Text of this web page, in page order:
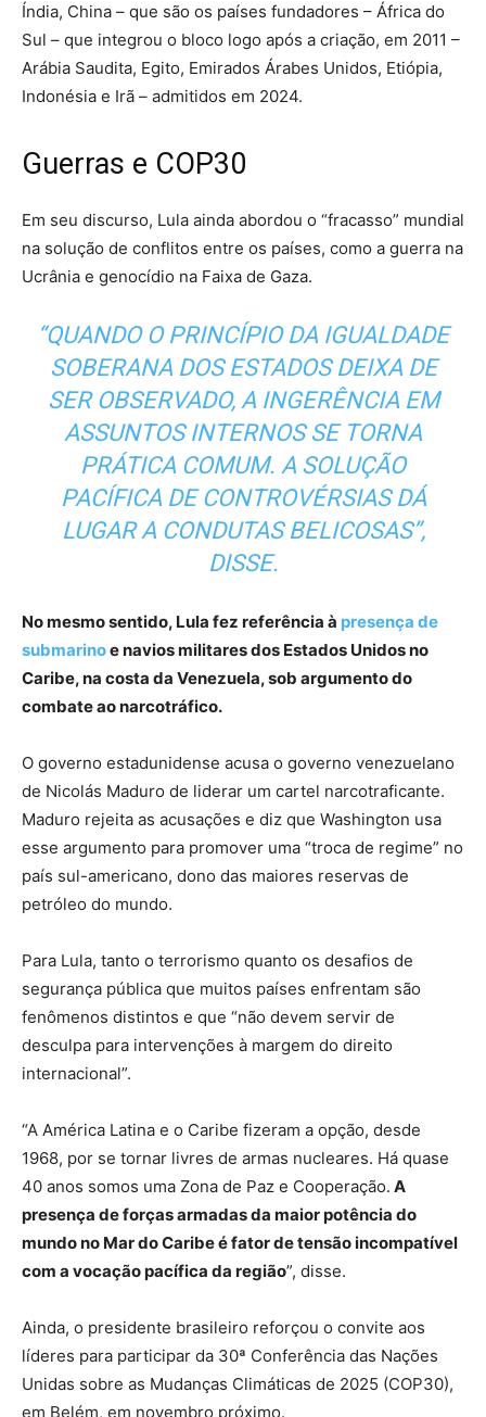
Índia, China – que são os países fundadores – África do
Sul – que integrou o bloco logo após a criação, em 2011 –
Arábia Saudita, Egito, Emirados Árabes Unidos, Etiópia,
Indonésia e Irã – admitidos em 2024.
Guerras e COP30
Em seu discurso, Lula ainda abordou o “fracasso” mundial
na solução de conflitos entre os países, como a guerra na
Ucrânia e genocídio na Faixa de Gaza.
“QUANDO O PRINCÍPIO DA IGUALDADE
SOBERANA DOS ESTADOS DEIXA DE
SER OBSERVADO, A INGERÊNCIA EM
ASSUNTOS INTERNOS SE TORNA
PRÁTICA COMUM. A SOLUÇÃO
PACÍFICA DE CONTROVÉRSIAS DÁ
LUGAR A CONDUTAS BELICOSAS”,
DISSE.
No mesmo sentido, Lula fez referência à presença de
submarinoe navios militares dos Estados Unidos no
Caribe, na costa da Venezuela, sob argumento do
combate ao narcotráfico.
O governo estadunidense acusa o governo venezuelano
de Nicolás Maduro de liderar um cartel narcotraficante.
Maduro rejeita as acusações e diz que Washington usa
esse argumento para promover uma “troca de regime” no
país sul-americano, dono das maiores reservas de
petróleo do mundo.
Para Lula, tanto o terrorismo quanto os desafios de
segurança pública que muitos países enfrentam são
fenômenos distintos e que “não devem servir de
desculpa para intervenções à margem do direito
internacional”.
“A América Latina e o Caribe fizeram a opção, desde
1968, por se tornar livres de armas nucleares. Há quase
40 anos somos uma Zona de Paz e Cooperação. A
presença de forças armadas da maior potência do
mundo no Mar do Caribe é fator de tensão incompatível
com a vocação pacífica da região”, disse.
Ainda, o presidente brasileiro reforçou o convite aos
líderes para participar da 30ª Conferência das Nações
Unidas sobre as Mudanças Climáticas de 2025 (COP30),
em Belém, em novembro próximo.